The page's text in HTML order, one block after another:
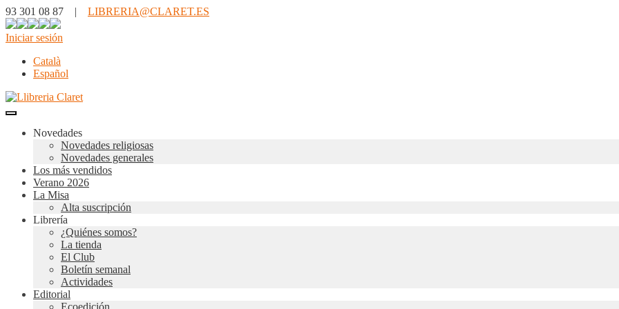
93 301 08 87 | LIBRERIA@CLARET.ES
Iniciar sesión
Català
Español
Novedades
Novedades religiosas
Novedades generales
Los más vendidos
Verano 2026
La Misa
Alta suscripción
Librería
¿Quiénes somos?
La tienda
El Club
Boletín semanal
Actividades
Editorial
Ecoedición